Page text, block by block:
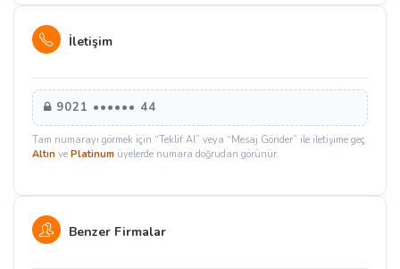
İletişim
9021 •••••• 44
Tam numarayı görmek için “Teklif Al” veya “Mesaj Gönder” ile iletişime geç.
Altın ve Platinum üyelerde numara doğrudan görünür.
Benzer Firmalar